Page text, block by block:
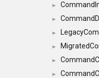
►
►
►
►
►
►